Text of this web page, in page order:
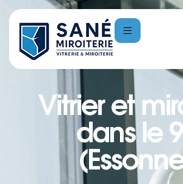
Vitrier et
dans le